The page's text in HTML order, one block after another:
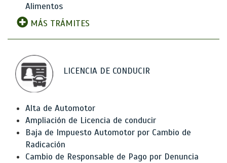
Alimentos
MÁS TRÁMITES
LICENCIA DE CONDUCIR
Alta de Automotor
Ampliación de Licencia de conducir
Baja de Impuesto Automotor por Cambio de
Radicación
Cambio de Responsable de Pago por Denuncia